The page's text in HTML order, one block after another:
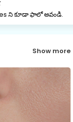
ని కూడా ఫాలో అవండి.
Show more